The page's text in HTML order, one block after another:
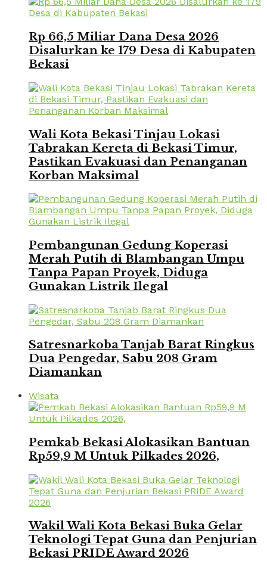
Rp 66,5 Miliar Dana Desa 2026
Disalurkan ke 179 Desa di Kabupaten
Bekasi
Wali Kota Bekasi Tinjau Lokasi
Tabrakan Kereta di Bekasi Timur,
Pastikan Evakuasi dan Penanganan
Korban Maksimal
Pembangunan Gedung Koperasi
Merah Putih di Blambangan Umpu
Tanpa Papan Proyek, Diduga
Gunakan Listrik Ilegal
Satresnarkoba Tanjab Barat Ringkus
Dua Pengedar, Sabu 208 Gram
Diamankan
Wisata
Pemkab Bekasi Alokasikan Bantuan
Rp59,9 M Untuk Pilkades 2026,
Wakil Wali Kota Bekasi Buka Gelar
Teknologi Tepat Guna dan Penjurian
Bekasi PRIDE Award 2026